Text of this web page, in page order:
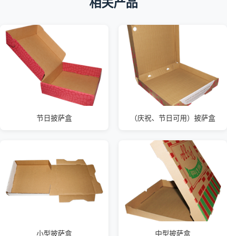
相关产品
节日披萨盒 （庆祝、节日可用）披萨盒
小型披萨盒 中型披萨盒